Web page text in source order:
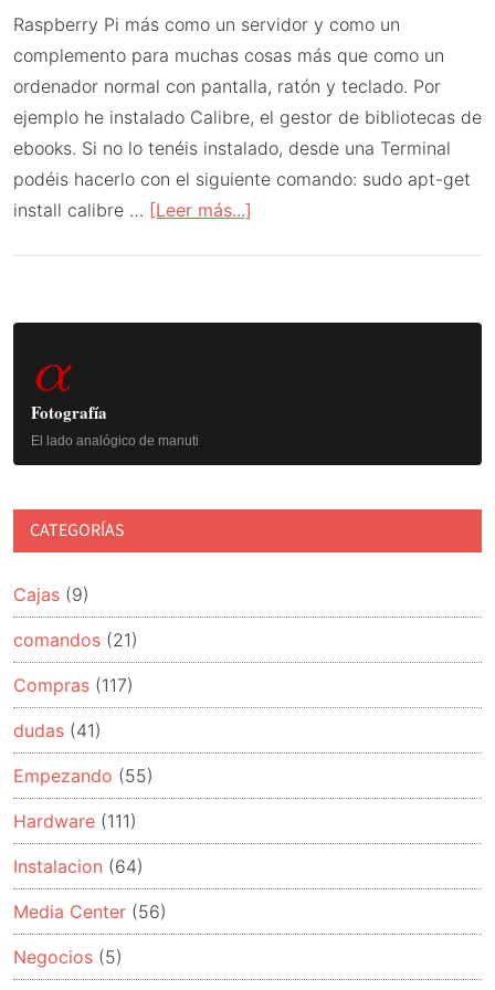
Raspberry Pi más como un servidor y como un
complemento para muchas cosas más que como un
ordenador normal con pantalla, ratón y teclado. Por
ejemplo he instalado Calibre, el gestor de bibliotecas de
ebooks. Si no lo tenéis instalado, desde una Terminal
podéis hacerlo con el siguiente comando: sudo apt-get
install calibre … [Leer más...]
Barra
lateral
principal
α
Fotografía
El lado analógico de manuti
CATEGORÍAS
Cajas (9)
comandos (21)
Compras (117)
dudas (41)
Empezando (55)
Hardware (111)
Instalacion (64)
Media Center (56)
Negocios (5)